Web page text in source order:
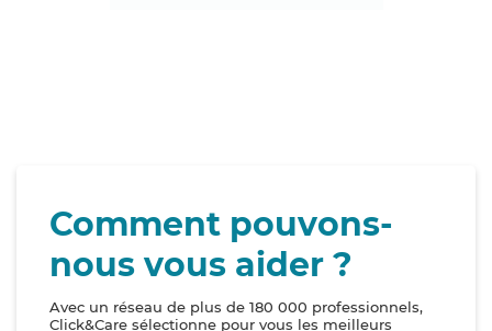
Comment pouvons-
nous vous aider ?
Avec un réseau de plus de 180 000 professionnels,
Click&Care sélectionne pour vous les meilleurs